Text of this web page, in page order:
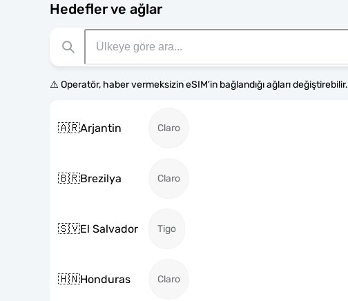
Hedefler ve ağlar
⚠️ Operatör, haber vermeksizin eSIM'in bağlandığı ağları değiştirebilir.
🇦🇷Arjantin Claro
🇧🇷Brezilya Claro
🇸🇻El Salvador Tigo
🇭🇳Honduras Claro